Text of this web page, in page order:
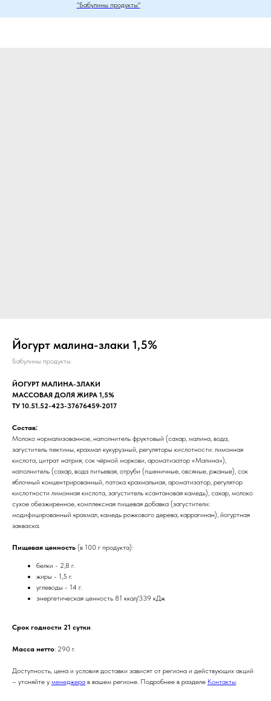
"Бабулины продукты"
Йогурт малина-злаки 1,5%
Бабулины продукты
ЙОГУРТ МАЛИНА-ЗЛАКИ
МАССОВАЯ ДОЛЯ ЖИРА 1,5%
ТУ 10.51.52-423-37676459-2017
Состав:
Молоко нормализованное, наполнитель фруктовый (сахар, малина, вода,
загуститель пектины, крахмал кукурузный, регуляторы кислотности: лимонная
кислота, цитрат натрия; сок чёрной моркови, ароматизатор «Малина»),
наполнитель (сахар, вода питьевая, отруби (пшеничные, овсяные, ржаные), сок
яблочный концентрированный, патока крахмальная, ароматизатор, регулятор
кислотности лимонная кислота, загуститель ксантановая камедь), сахар, молоко
сухое обезжиренное, комплексная пищевая добавка (загустители:
модифицированный крахмал, камедь рожкового дерева, каррагинан), йогуртная
закваска.
Пищевая ценность (в 100 г продукта):
белки - 2,8 г.
жиры - 1,5 г.
углеводы - 14 г.
энергетическая ценность 81 ккал/339 кДж
Срок годности 21 сутки.
Масса нетто: 290 г.
Доступность, цена и условия доставки зависят от региона и действующих акций
– утоняйте у менеджера в вашем регионе. Подробнее в разделе Контакты.